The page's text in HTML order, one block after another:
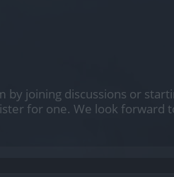
by joining discussions or
for one. We look forward